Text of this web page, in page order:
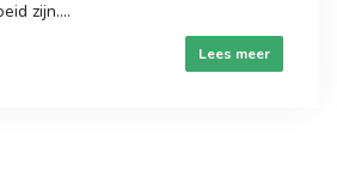
zijn....
Lees meer